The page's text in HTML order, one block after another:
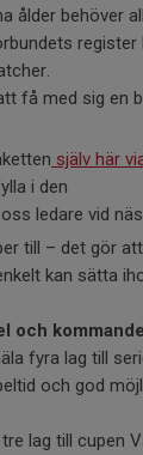
ålder behöver
få med sig en
själv här
i den
ledare vid
till – det gör
kan sätta
och
fyra lag till
och god
lag till cupen